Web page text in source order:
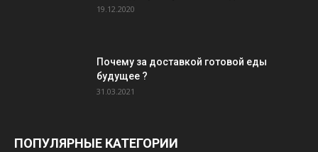
19.12.2020
Почему за доставкой готовой еды
будущее ?
31.03.2021
ПОПУЛЯРНЫЕ КАТЕГОРИИ